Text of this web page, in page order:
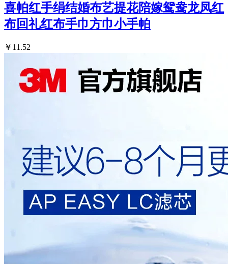
喜帕红手绢结婚布艺提花陪嫁鸳鸯龙凤红
布回礼红布手巾方巾小手帕
￥11.52